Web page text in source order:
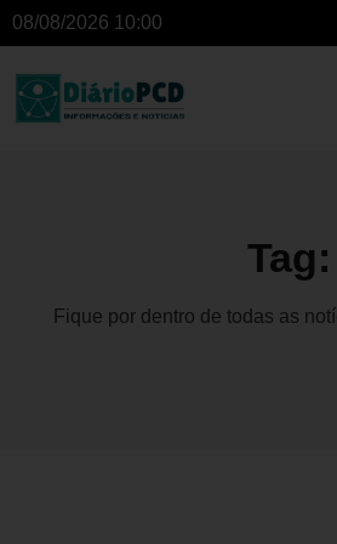
08/08/2026 10:00
Fique por dentro de todas as